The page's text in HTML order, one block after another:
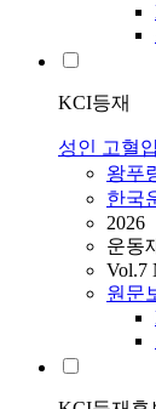
KCI등재
성인 고혈
왕푸
한국
2026
운동
Vol.7
원문